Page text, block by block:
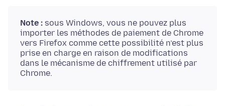
Note : sous Windows, vous ne pouvez plus
importer les méthodes de paiement de Chrome
vers Firefox comme cette possibilité n’est plus
prise en charge en raison de modifications
dans le mécanisme de chiffrement utilisé par
Chrome.